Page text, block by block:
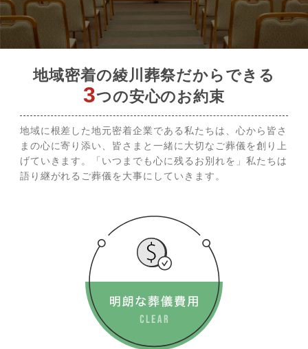
地域密着の綾川葬祭だからできる
3つの安心のお約束
地域に根差した地元密着企業である私たちは、心から皆さ
まの心に寄り添い、皆さまと一緒に大切なご葬儀を創り上
げていきます。「いつまでも心に残るお別れを」私たちは
語り継がれるご葬儀を大事にしていきます。